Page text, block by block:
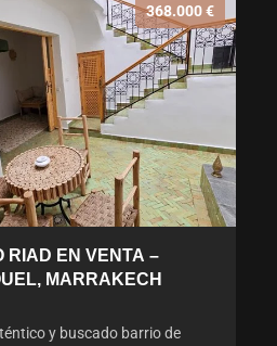
368.000 €
RIAD EN VENTA –
MARRAKECH
y buscado barrio de